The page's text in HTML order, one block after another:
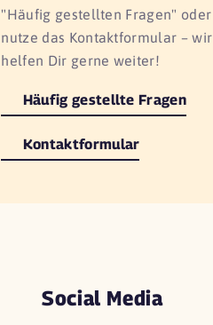
"Häufig gestellten Fragen" oder
nutze das Kontaktformular – wir
helfen Dir gerne weiter!
Häufig gestellte Fragen
Kontaktformular
Social Media